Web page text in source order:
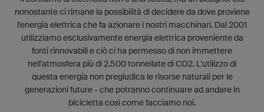
nonostante ci rimane la possibilità di decidere da dove proviene
l'energia elettrica che fa azionare i nostri macchinari. Dal 2001
utilizziamo esclusivamente energia elettrica proveniente da
fonti rinnovabili e ciò ci ha permesso di non immettere
nell'atmosfera più di 2.500 tonnellate di CO2. L'utilizzo di
questa energia non pregiudica le risorse naturali per le
generazioni future - che potranno continuare ad andare in
bicicletta così come facciamo noi.